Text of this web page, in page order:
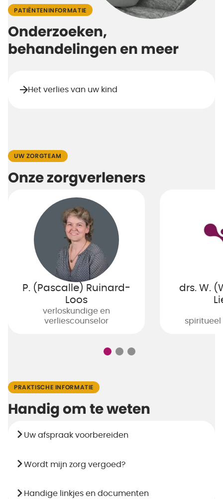
PATIËNTENINFORMATIE
Onderzoeken,
behandelingen en meer
Het verlies van uw kind
UW ZORGTEAM
Onze zorgverleners
P. (Pascalle) Ruinard-
Loos
verloskundige en
verliescounselor
drs. W.
spiritueel
PRAKTISCHE INFORMATIE
Handig om te weten
Uw afspraak voorbereiden
Wordt mijn zorg vergoed?
Handige linkjes en documenten